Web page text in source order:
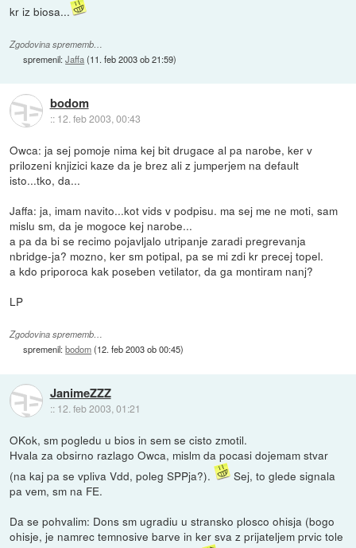
kr iz biosa...
Zgodovina sprememb…
spremenil:Jaffa(11. feb 2003 ob 21:59)
bodom
:: 12. feb 2003, 00:43
Owca: ja sej pomoje nima kej bit drugace al pa narobe, ker v
prilozeni knjizici kaze da je brez ali z jumperjem na default
isto...tko, da...
Jaffa: ja, imam navito...kot vids v podpisu. ma sej me ne moti, sam
mislu sm, da je mogoce kej narobe...
a pa da bi se recimo pojavljalo utripanje zaradi pregrevanja
nbridge-ja? mozno, ker sm potipal, pa se mi zdi kr precej topel.
a kdo priporoca kak poseben vetilator, da ga montiram nanj?
LP
Zgodovina sprememb…
spremenil:bodom(12. feb 2003 ob 00:45)
JanimeZZZ
:: 12. feb 2003, 01:21
OKok, sm pogledu u bios in sem se cisto zmotil.
Hvala za obsirno razlago Owca, mislm da pocasi dojemam stvar
(na kaj pa se vpliva Vdd, poleg SPPja?).
Sej, to glede signala
pa vem, sm na FE.
Da se pohvalim: Dons sm ugradiu u stransko plosco ohisja (bogo
ohisje, je namrec temnosive barve in ker sva z prijateljem prvic tole